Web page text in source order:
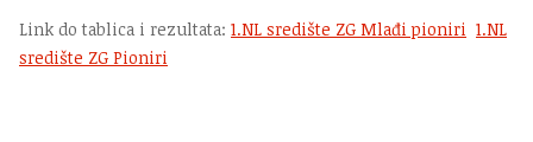
Link do tablica i rezultata: 1.NL središte ZG Mlađi pioniri 1.NL
središte ZG Pioniri